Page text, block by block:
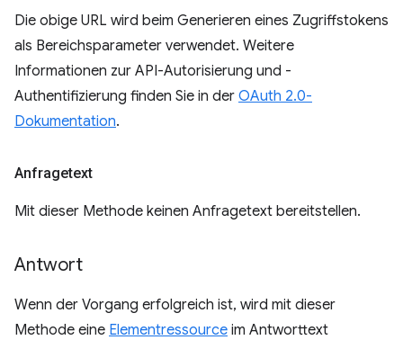
Die obige URL wird beim Generieren eines Zugriffstokens
als Bereichsparameter verwendet. Weitere
Informationen zur API-Autorisierung und -
Authentifizierung finden Sie in der OAuth 2.0-
Dokumentation.
Anfragetext
Mit dieser Methode keinen Anfragetext bereitstellen.
Antwort
Wenn der Vorgang erfolgreich ist, wird mit dieser
Methode eine Elementressource im Antworttext